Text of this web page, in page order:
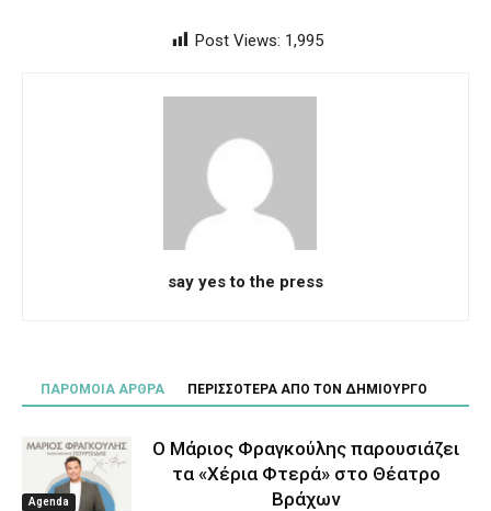
Post Views: 1,995
say yes to the press
ΠΑΡΟΜΟΙΑ ΑΡΘΡΑ ΠΕΡΙΣΣΟΤΕΡΑ ΑΠΟ ΤΟΝ ΔΗΜΙΟΥΡΓΟ
Agenda
Ο Μάριος Φραγκούλης παρουσιάζει
τα «Χέρια Φτερά» στο Θέατρο
Βράχων